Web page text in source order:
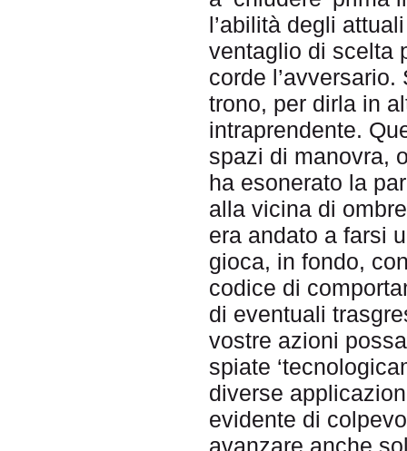
l’abilità degli
ventaglio di scelta
corde
trono, per dirla in
intraprendente.
spazi di manovra,
ha esonerato la
alla vicina di
era andato a farsi
gioca, in fondo,
codice di
di eventuali
vostre azioni
spiate
diverse
evidente di
avanzare anche